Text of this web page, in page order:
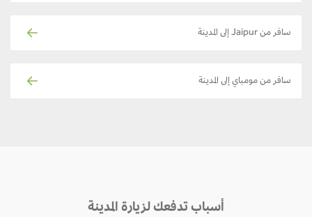
سافر من Jaipur إلى المدينة
سافر من مومباي إلى المدينة
أسباب تدفعك لزيارة المدينة